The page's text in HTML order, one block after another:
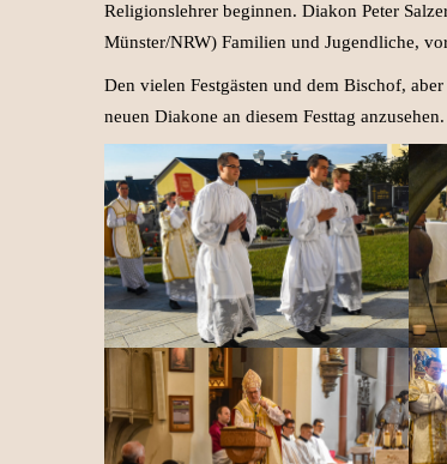
Religionslehrer beginnen. Diakon Peter
Münster/NRW) Familien und Jugendliche,
Den vielen Festgästen und dem Bischof,
neuen Diakone an diesem Festtag